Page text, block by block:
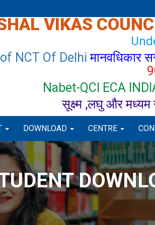
VIKAS
NCT Of Delhi मानवधिकार
Nabet-QCI ECA
सूक्ष्म ,लघु और मध्यम
DOWNLOAD CENTRE